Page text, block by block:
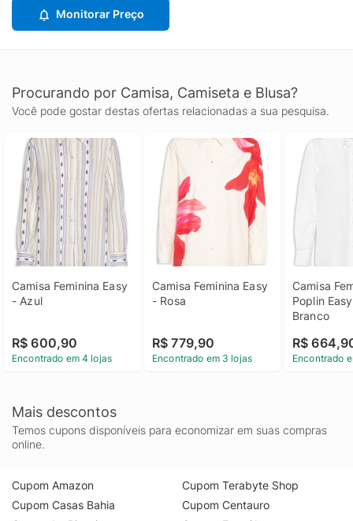
Monitorar Preço
Procurando por Camisa, Camiseta e Blusa?
Você pode gostar destas ofertas relacionadas a sua pesquisa.
Camisa Feminina Easy
- Azul
R$ 600,90
Encontrado em 4 lojas
Camisa Feminina Easy
- Rosa
R$ 779,90
Encontrado em 3 lojas
Camisa
Poplin
Branco
R$
Encontrado
Mais descontos
Temos cupons disponíveis para economizar em suas compras
online.
Cupom Amazon
Cupom Casas Bahia
Cupom Terabyte Shop
Cupom Centauro